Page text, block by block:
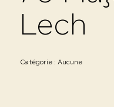
Lech
Catégorie : Aucune